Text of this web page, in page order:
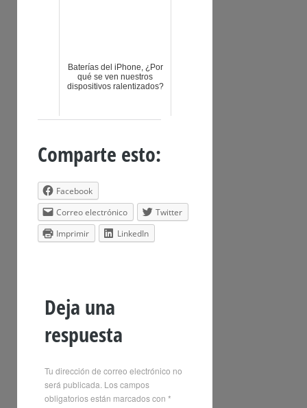
Baterías del iPhone, ¿Por
qué se ven nuestros
dispositivos ralentizados?
Comparte esto:
Facebook
Correo electrónico
Twitter
Imprimir
LinkedIn
Deja una
respuesta
Tu dirección de correo electrónico no
será publicada. Los campos
obligatorios están marcados con *